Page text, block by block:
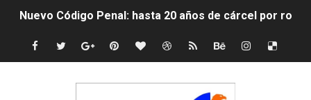
La nube sahariana número 14 se ha alejado de
Indomet pronostica temperaturas de hasta 35 °C para